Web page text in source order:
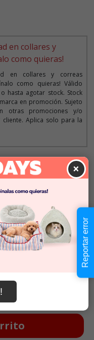
en collares y
como quieras!
en collares y correas
como quieras! Válido
hasta agotar stock. Stock
en promoción. Sujeto
otras promociones y/o
Aplica solo para la
$8.990
Cantidad:
-
×
Reportar error